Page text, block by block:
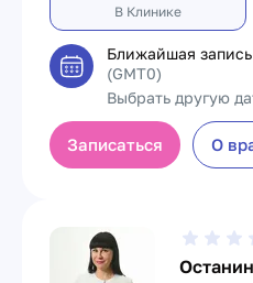
В Клинике
Ближайшая
(GMT0)
Выбрать другую
Записаться О